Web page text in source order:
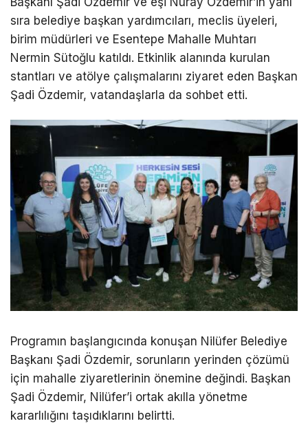
sıra belediye başkan yardımcıları, meclis üyeleri,
birim müdürleri ve Esentepe Mahalle Muhtarı
Nermin Sütoğlu katıldı. Etkinlik alanında kurulan
stantları ve atölye çalışmalarını ziyaret eden Başkan
Şadi Özdemir, vatandaşlarla da sohbet etti.
Programın başlangıcında konuşan Nilüfer Belediye
Başkanı Şadi Özdemir, sorunların yerinden çözümü
için mahalle ziyaretlerinin önemine değindi. Başkan
Şadi Özdemir, Nilüfer’i ortak akılla yönetme
kararlılığını taşıdıklarını belirtti.